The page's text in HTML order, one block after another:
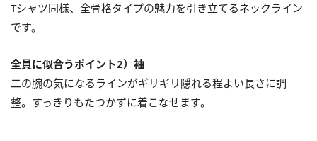
Tシャツ同様、全骨格タイプの魅力を引き立てるネックライン
です。
全員に似合うポイント2）袖
二の腕の気になるラインがギリギリ隠れる程よい長さに調
整。すっきりもたつかずに着こなせます。